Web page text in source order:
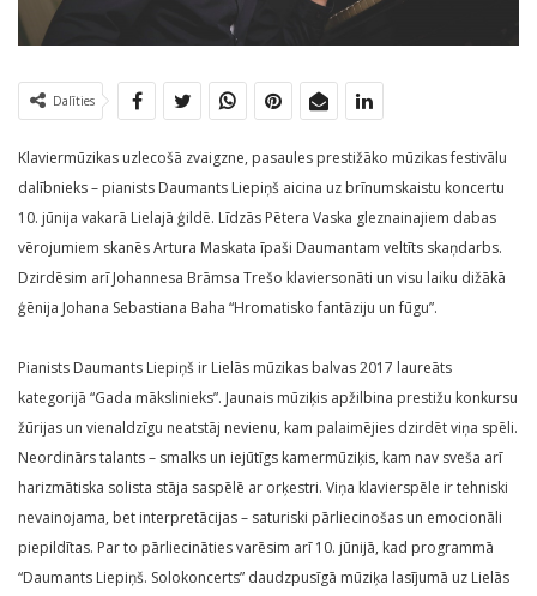
Dalīties
Klaviermūzikas uzlecošā zvaigzne, pasaules prestižāko mūzikas festivālu
dalībnieks – pianists Daumants Liepiņš aicina uz brīnumskaistu koncertu
10. jūnija vakarā Lielajā ģildē. Līdzās Pētera Vaska gleznainajiem dabas
vērojumiem skanēs Artura Maskata īpaši Daumantam veltīts skaņdarbs.
Dzirdēsim arī Johannesa Brāmsa Trešo klaviersonāti un visu laiku dižākā
ģēnija Johana Sebastiana Baha “Hromatisko fantāziju un fūgu”.
Pianists Daumants Liepiņš ir Lielās mūzikas balvas 2017 laureāts
kategorijā “Gada mākslinieks”. Jaunais mūziķis apžilbina prestižu konkursu
žūrijas un vienaldzīgu neatstāj nevienu, kam palaimējies dzirdēt viņa spēli.
Neordinārs talants – smalks un iejūtīgs kamermūziķis, kam nav sveša arī
harizmātiska solista stāja saspēlē ar orķestri. Viņa klavierspēle ir tehniski
nevainojama, bet interpretācijas – saturiski pārliecinošas un emocionāli
piepildītas. Par to pārliecināties varēsim arī 10. jūnijā, kad programmā
“Daumants Liepiņš. Solokoncerts” daudzpusīgā mūziķa lasījumā uz Lielās